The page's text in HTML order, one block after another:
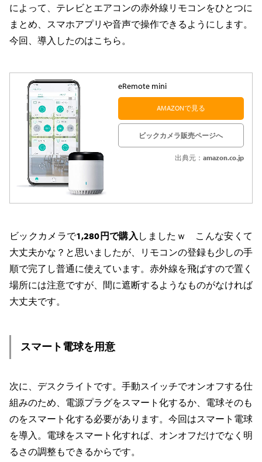
によって、テレビとエアコンの赤外線リモコンをひとつに
まとめ、スマホアプリや音声で操作できるようにします。
今回、導入したのはこちら。
eRemote mini
AMAZONで見る
ビックカメラ販売ページへ
出典元： amazon.co.jp
ビックカメラで1,280円で購入 しましたｗ こんな安くて
大丈夫かな？と思いましたが、リモコンの登録も少しの手
順で完了し普通に使えています。赤外線を飛ばすので置く
場所には注意ですが、間に遮断するようなものがなければ
大丈夫です。
スマート電球を用意
次に、デスクライトです。手動スイッチでオンオフする仕
組みのため、電源プラグをスマート化するか、電球そのも
のをスマート化する必要があります。今回はスマート電球
を導入。電球をスマート化すれば、オンオフだけでなく明
るさの調整もできるからです。